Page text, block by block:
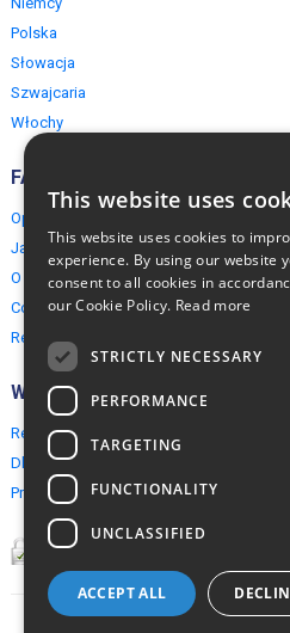
Polska
Słowacja
Szwajcaria
Włochy
FAQ
Opinie naszych klientów
Jak rezerwować?
O EuropeMountains.com
Cookies, Prywatność, Bezpieczeństwo
Regulamin
Współpraca
Rezerwacja grupowa
Dla agentów turystycznych
Program partnerski
Copyright © 2005-2026
This website uses
This website uses cookies to
experience. By using our website
consent to all cookies in
our Cookie Policy. Read more
STRICTLY NECESSARY
PERFORMANCE
TARGETING
FUNCTIONALITY
UNCLASSIFIED
ACCEPT ALL